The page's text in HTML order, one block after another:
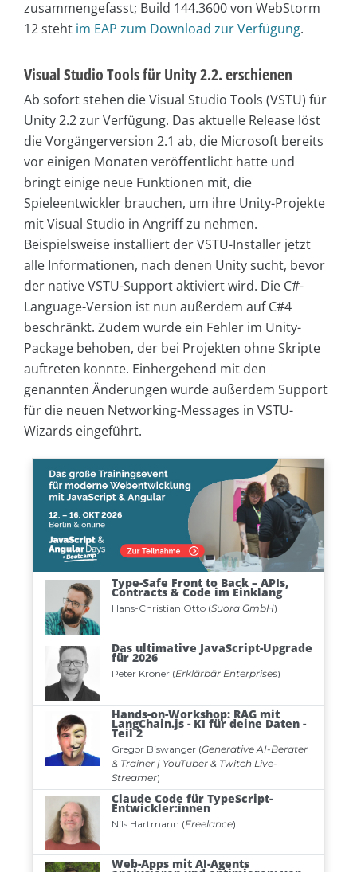
zusammengefasst; Build 144.3600 von WebStorm
12 steht im EAP zum Download zur Verfügung.
Visual Studio Tools für Unity 2.2. erschienen
Ab sofort stehen die Visual Studio Tools (VSTU) für
Unity 2.2 zur Verfügung. Das aktuelle Release löst
die Vorgängerversion 2.1 ab, die Microsoft bereits
vor einigen Monaten veröffentlicht hatte und
bringt einige neue Funktionen mit, die
Spieleentwickler brauchen, um ihre Unity-Projekte
mit Visual Studio in Angriff zu nehmen.
Beispielsweise installiert der VSTU-Installer jetzt
alle Informationen, nach denen Unity sucht, bevor
der native VSTU-Support aktiviert wird. Die C#-
Language-Version ist nun außerdem auf C#4
beschränkt. Zudem wurde ein Fehler im Unity-
Package behoben, der bei Projekten ohne Skripte
auftreten konnte. Einhergehend mit den
genannten Änderungen wurde außerdem Support
für die neuen Networking-Messages in VSTU-
Wizards eingeführt.